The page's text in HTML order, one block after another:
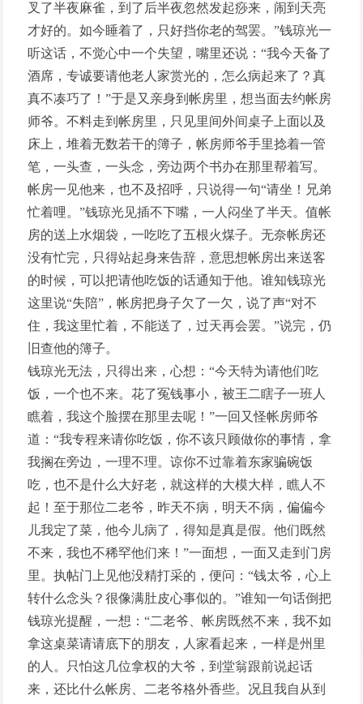
叉了半夜麻雀，到了后半夜忽然发起痧来，闹到天亮
才好的。如今睡着了，只好挡你老的驾罢。”钱琼光一
听这话，不觉心中一个失望，嘴里还说：“我今天备了
酒席，专诚要请他老人家赏光的，怎么病起来了？真
真不凑巧了！”于是又亲身到帐房里，想当面去约帐房
师爷。不料走到帐房里，只见里间外间桌子上面以及
床上，堆着无数若干的簿子，帐房师爷手里捻着一管
笔，一头查，一头念，旁边两个书办在那里帮着写。
帐房一见他来，也不及招呼，只说得一句“请坐！兄弟
忙着哩。”钱琼光见插不下嘴，一人闷坐了半天。值帐
房的送上水烟袋，一吃吃了五根火煤子。无奈帐房还
没有忙完，只得站起身来告辞，意思想帐房出来送客
的时候，可以把请他吃饭的话通知于他。谁知钱琼光
这里说“失陪”，帐房把身子欠了一欠，说了声“对不
住，我这里忙着，不能送了，过天再会罢。”说完，仍
旧查他的簿子。
钱琼光无法，只得出来，心想：“今天特为请他们吃
饭，一个也不来。花了冤钱事小，被王二瞎子一班人
瞧着，我这个脸摆在那里去呢！”一回又怪帐房师爷
道：“我专程来请你吃饭，你不该只顾做你的事情，拿
我搁在旁边，一理不理。谅你不过靠着东家骗碗饭
吃，也不是什么大好老，就这样的大模大样，瞧人不
起！至于那位二老爷，昨天不病，明天不病，偏偏今
儿我定了菜，他今儿病了，得知是真是假。他们既然
不来，我也不稀罕他们来！”一面想，一面又走到门房
里。执帖门上见他没精打采的，便问：“钱太爷，心上
转什么念头？很像满肚皮心事似的。”谁知一句话倒把
钱琼光提醒，一想：“二老爷、帐房既然不来，我不如
拿这桌菜请请底下的朋友，人家看起来，一样是州里
的人。只怕这几位拿权的大爷，到堂翁跟前说起话
来，还比什么帐房、二老爷格外香些。况且我自从到